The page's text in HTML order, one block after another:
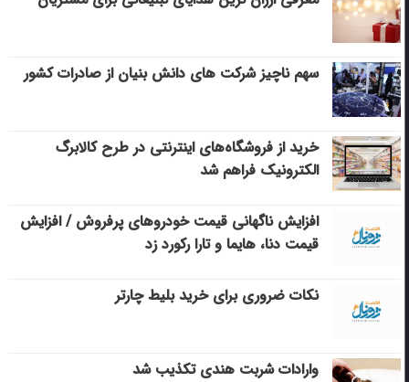
سهم ناچیز شرکت های دانش بنیان از صادرات کشور
خرید از فروشگاه‌های اینترنتی در طرح کالابرگ
الکترونیک فراهم شد
افزایش ناگهانی قیمت خودروهای پرفروش / افزایش
قیمت دنا، هایما و تارا رکورد زد
نکات ضروری برای خرید بلیط چارتر
وارادات شربت هندی تکذیب شد